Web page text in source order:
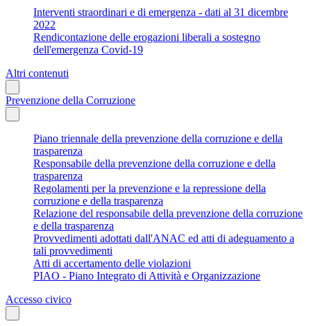
Interventi straordinari e di emergenza - dati al 31 dicembre
2022
Rendicontazione delle erogazioni liberali a sostegno
dell'emergenza Covid-19
Altri contenuti
Prevenzione della Corruzione
Piano triennale della prevenzione della corruzione e della
trasparenza
Responsabile della prevenzione della corruzione e della
trasparenza
Regolamenti per la prevenzione e la repressione della
corruzione e della trasparenza
Relazione del responsabile della prevenzione della corruzione
e della trasparenza
Provvedimenti adottati dall'ANAC ed atti di adeguamento a
tali provvedimenti
Atti di accertamento delle violazioni
PIAO - Piano Integrato di Attività e Organizzazione
Accesso civico